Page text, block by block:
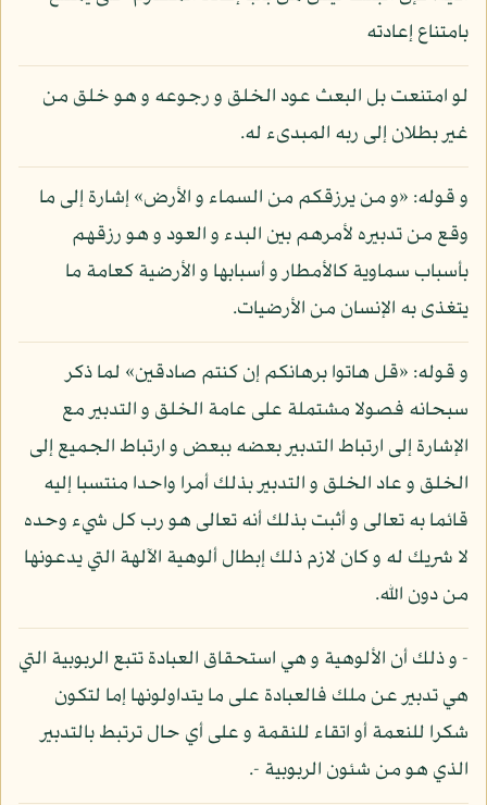
بامتناع إعادته
لو امتنعت بل البعث عود الخلق و رجوعه و هو خلق من
غير بطلان إلى ربه المبدىء له.
و قوله: «و من يرزقكم من السماء و الأرض» إشارة إلى ما
وقع من تدبيره لأمرهم بين البدء و العود و هو رزقهم
بأسباب سماوية كالأمطار و أسبابها و الأرضية كعامة ما
يتغذى به الإنسان من الأرضيات.
و قوله: «قل هاتوا برهانكم إن كنتم صادقين» لما ذكر
سبحانه فصولا مشتملة على عامة الخلق و التدبير مع
الإشارة إلى ارتباط التدبير بعضه ببعض و ارتباط الجميع إلى
الخلق و عاد الخلق و التدبير بذلك أمرا واحدا منتسبا إليه
قائما به تعالى و أثبت بذلك أنه تعالى هو رب كل شيء وحده
لا شريك له و كان لازم ذلك إبطال ألوهية الآلهة التي يدعونها
من دون الله.
- و ذلك أن الألوهية و هي استحقاق العبادة تتبع الربوبية التي
هي تدبير عن ملك فالعبادة على ما يتداولونها إما لتكون
شكرا للنعمة أو اتقاء للنقمة و على أي حال ترتبط بالتدبير
الذي هو من شئون الربوبية -.